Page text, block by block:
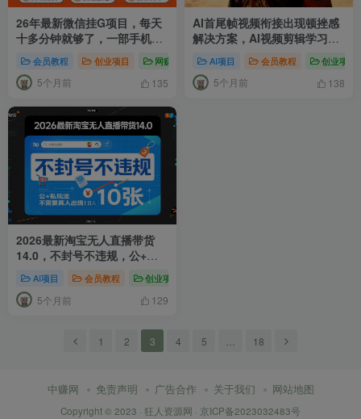
26年最新微信挂G项目，每天
十多分钟就够了，一部手机，
会员教程 创业项目 网赚项目 # 手机副业赚钱 # 微信挂G项目
5个月前 135
AI首尾帧视频衔接出现顿挫感
解决方案，AI视频剪辑学习必
AI项目 会员教程 创业项目
5个月前 138
2026最新淘宝无人直播带货
14.0，不封号不违规，公+私
玩法，不需要真人出境，日入
10张AI项目 会员教程 创业项目
5个月前 129
1 2 3 4 5 18
中赚网 免责声明 广告合作 关于我们 网站地图
Copyright © 2023 · 狂人资源网 · 京ICP备2023032483号